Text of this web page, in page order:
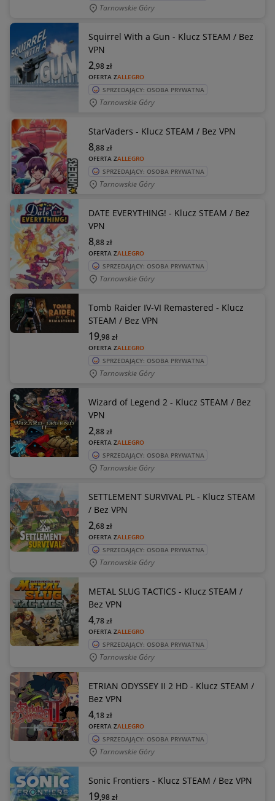
Tarnowskie Góry
Squirrel With a Gun - Klucz STEAM / Bez
VPN
OFERTA ZALLEGRO
2,98zł
SPRZEDAJĄCY: OSOBA PRYWATNA
Tarnowskie Góry
StarVaders - Klucz STEAM / Bez VPN
OFERTA ZALLEGRO
8,88zł
SPRZEDAJĄCY: OSOBA PRYWATNA
Tarnowskie Góry
DATE EVERYTHING! - Klucz STEAM / Bez
VPN
OFERTA ZALLEGRO
8,88zł
SPRZEDAJĄCY: OSOBA PRYWATNA
Tarnowskie Góry
Tomb Raider IV-VI Remastered - Klucz
STEAM / Bez VPN
OFERTA ZALLEGRO
19,98zł
SPRZEDAJĄCY: OSOBA PRYWATNA
Tarnowskie Góry
Wizard of Legend 2 - Klucz STEAM / Bez
VPN
OFERTA ZALLEGRO
2,88zł
SPRZEDAJĄCY: OSOBA PRYWATNA
Tarnowskie Góry
SETTLEMENT SURVIVAL PL - Klucz STEAM
/ Bez VPN
OFERTA ZALLEGRO
2,68zł
SPRZEDAJĄCY: OSOBA PRYWATNA
Tarnowskie Góry
METAL SLUG TACTICS - Klucz STEAM /
Bez VPN
OFERTA ZALLEGRO
4,78zł
SPRZEDAJĄCY: OSOBA PRYWATNA
Tarnowskie Góry
ETRIAN ODYSSEY II 2 HD - Klucz STEAM /
Bez VPN
OFERTA ZALLEGRO
4,18zł
SPRZEDAJĄCY: OSOBA PRYWATNA
Tarnowskie Góry
Sonic Frontiers - Klucz STEAM / Bez VPN
19,98zł